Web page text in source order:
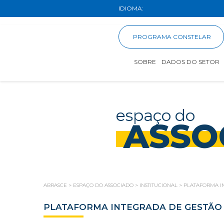
IDIOMA:
PROGRAMA CONSTELAR
SOBRE DADOS DO SETOR
espaço do
ABRASCE > ESPAÇO DO ASSOCIADO > INSTITUCIONAL > PLATAFORMA
PLATAFORMA INTEGRADA DE